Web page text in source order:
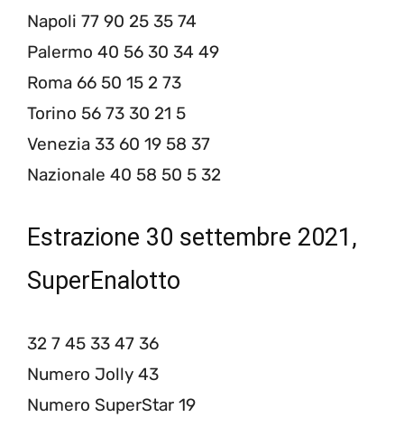
Napoli 77 90 25 35 74
Palermo 40 56 30 34 49
Roma 66 50 15 2 73
Torino 56 73 30 21 5
Venezia 33 60 19 58 37
Nazionale 40 58 50 5 32
Estrazione 30 settembre 2021,
SuperEnalotto
32 7 45 33 47 36
Numero Jolly 43
Numero SuperStar 19